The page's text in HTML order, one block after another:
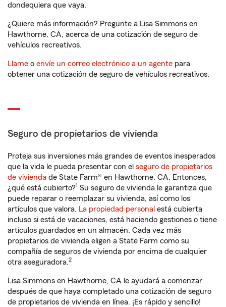
dondequiera que vaya.
¿Quiere más información? Pregunte a Lisa Simmons en
Hawthorne, CA, acerca de una cotización de seguro de
vehículos recreativos.
Llame o envíe un correo electrónico a un agente para
obtener una cotización de seguro de vehículos recreativos.
Seguro de propietarios de vivienda
Proteja sus inversiones más grandes de eventos inesperados
que la vida le pueda presentar con el seguro de propietarios
de vivienda de State Farm® en Hawthorne, CA. Entonces,
¿qué está cubierto?1 Su seguro de vivienda le garantiza que
puede reparar o reemplazar su vivienda, así como los
artículos que valora. La propiedad personal está cubierta
incluso si está de vacaciones, está haciendo gestiones o tiene
artículos guardados en un almacén. Cada vez más
propietarios de vivienda eligen a State Farm como su
compañía de seguros de vivienda por encima de cualquier
otra aseguradora.2
Lisa Simmons en Hawthorne, CA le ayudará a comenzar
después de que haya completado una cotización de seguro
de propietarios de vivienda en línea. ¡Es rápido y sencillo!